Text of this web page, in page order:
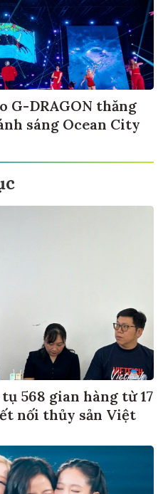
G-DRAGON thăng
sáng Ocean City
568 gian hàng từ 17
nối thủy sản Việt